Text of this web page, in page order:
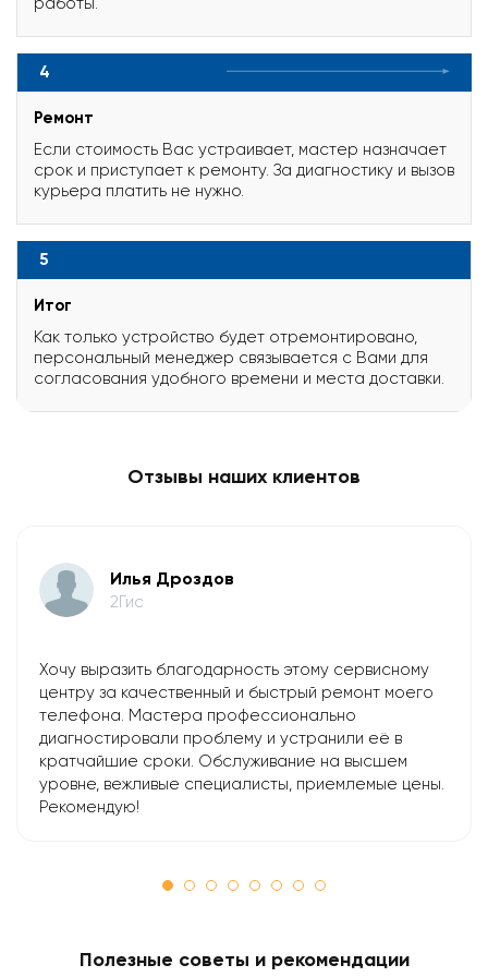
4
Ремонт
Если стоимость Вас устраивает, мастер назначает
срок и приступает к ремонту. За диагностику и вызов
курьера платить не нужно.
5
Итог
Как только устройство будет отремонтировано,
персональный менеджер связывается с Вами для
согласования удобного времени и места доставки.
Отзывы наших клиентов
Илья Дроздов
2Гис
Хочу выразить благодарность этому сервисному
центру за качественный и быстрый ремонт моего
телефона. Мастера профессионально
диагностировали проблему и устранили её в
кратчайшие сроки. Обслуживание на высшем
уровне, вежливые специалисты, приемлемые цены.
Рекомендую!
Полезные советы и рекомендации